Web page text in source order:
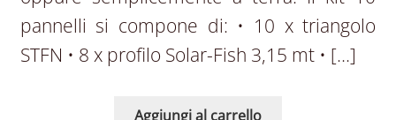
pannelli si compone di: • 10 x triangolo
STFN • 8 x profilo Solar-Fish 3,15 mt • […]
Aggiungi al carrello